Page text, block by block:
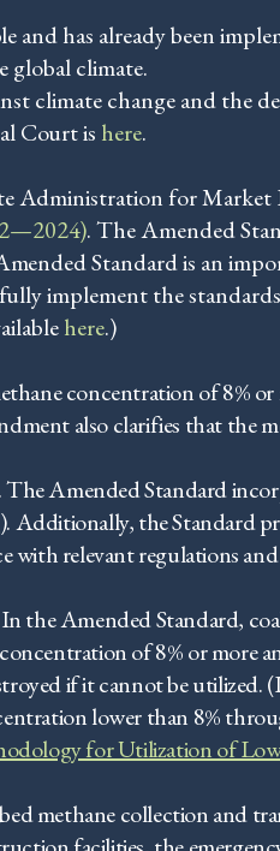
has already been
global climate.
climate change and the
Court is here.
Administration for
. The Amended
Standard is an
implement the
here.)
concentration of 8%
also clarifies that the
Amended Standard
). Additionally, the Standard
with relevant regulations
Amended Standard,
of 8% or more
if it cannot be
lower than 8%
for Utilization of
methane collection and